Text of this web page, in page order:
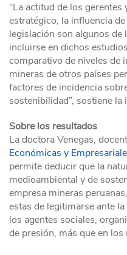
“La actitud de los
estratégico, la influencia
legislación son algunos de
incluirse en dichos
comparativo de niveles de
mineras de otros países
factores de incidencia
sostenibilidad”, sostiene la
Sobre los resultados
La doctora Venegas,
Económicas y
permite deducir que la
medioambiental y de
empresa mineras
estas de legitimarse ante
los agentes sociales,
de presión, más que en